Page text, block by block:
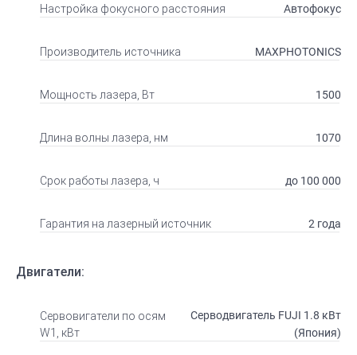
Настройка фокусного расстояния Автофокус
Производитель источника MAXPHOTONICS
Мощность лазера, Вт 1500
Длина волны лазера, нм 1070
Срок работы лазера, ч до 100 000
Гарантия на лазерный источник 2 года
Двигатели:
Сервовигатели по осям
W1, кВт
Серводвигатель FUJI 1.8 кВт
(Япония)